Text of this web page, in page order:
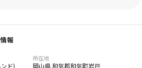
報
ド)
所在地
岡山県 和気郡和気町岩戸